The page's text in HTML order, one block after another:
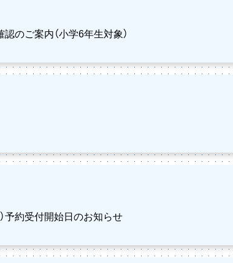
のご案内（小学6年生対象）
予約受付開始日のお知らせ